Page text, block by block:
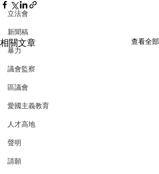
立法會
新聞稿
暴力
議會監察
區議會
愛國主義教育
人才高地
聲明
請願
相關文章 查看全部